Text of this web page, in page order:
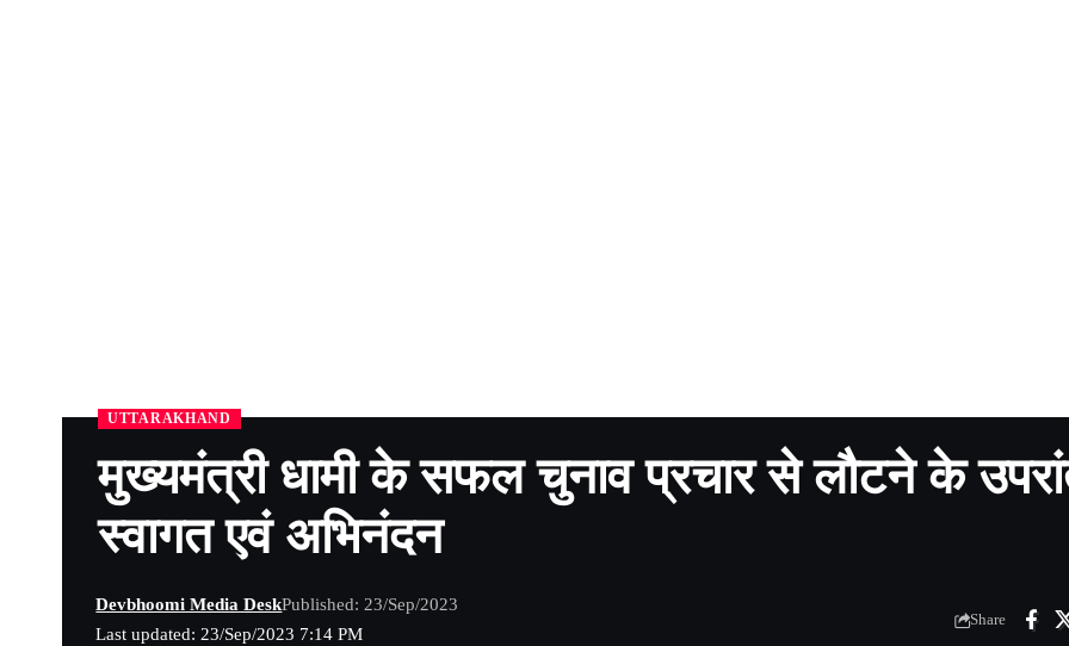
UTTARAKHAND
मुख्यमंत्री धामी के सफल चुनाव प्रचार से लौटने के
स्वागत एवं अभिनंदन
Last updated: 23/Sep/2023 7:14 PM
Devbhoomi Media DeskPublished: 23/Sep/2023
Share